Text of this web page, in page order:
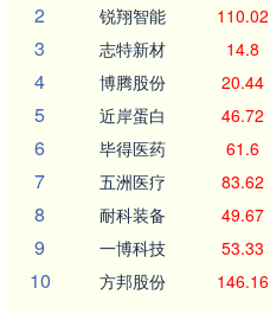
2 锐翔智能 110.02
3 志特新材 14.8
4 博腾股份 20.44
5 近岸蛋白 46.72
6 毕得医药 61.6
7 五洲医疗 83.62
8 耐科装备 49.67
9 一博科技 53.33
10 方邦股份 146.16